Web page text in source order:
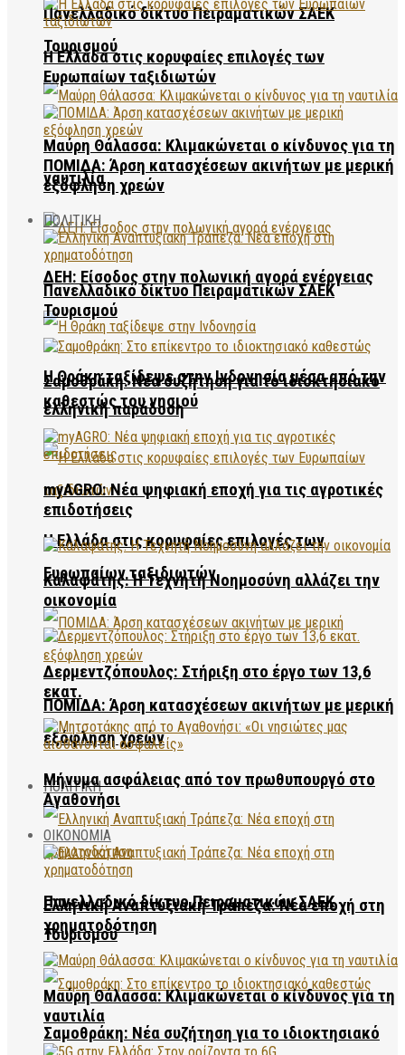
Πανελλαδικό δίκτυο Πειραματικών ΣΑΕΚ
Τουρισμού
Μαύρη Θάλασσα: Κλιμακώνεται ο κίνδυνος για τη
ναυτιλία
ΔΕΗ: Είσοδος στην πολωνική αγορά ενέργειας
Η Θράκη ταξίδεψε στην Ινδονησία μέσα από την
ελληνική παράδοση
Η Ελλάδα στις κορυφαίες επιλογές των
Ευρωπαίων ταξιδιωτών
ΠΟΜΙΔΑ: Άρση κατασχέσεων ακινήτων με μερική
εξόφληση χρεών
ΠΟΛΙΤΙΚΗ
Πανελλαδικό δίκτυο Πειραματικών ΣΑΕΚ
Τουρισμού
Σαμοθράκη: Νέα συζήτηση για το ιδιοκτησιακό
Η Ελλάδα στις κορυφαίες επιλογές των
Ευρωπαίων ταξιδιωτών
ΠΟΜΙΔΑ: Άρση κατασχέσεων ακινήτων με μερική
εξόφληση χρεών
ΠΟΛΙΤΙΚΗ
Πανελλαδικό δίκτυο Πειραματικών ΣΑΕΚ
Τουρισμού
Σαμοθράκη: Νέα συζήτηση για το ιδιοκτησιακό
καθεστώς του νησιού
myAGRO: Νέα ψηφιακή εποχή για τις αγροτικές
επιδοτήσεις
Καλαφάτης: Η Τεχνητή Νοημοσύνη αλλάζει την
οικονομία
Δερμεντζόπουλος: Στήριξη στο έργο των 13,6
εκατ.
Μήνυμα ασφάλειας από τον πρωθυπουργό στο
Αγαθονήσι
ΟΙΚΟΝΟΜΙΑ
Ελληνική Αναπτυξιακή Τράπεζα: Νέα εποχή στη
χρηματοδότηση
Μαύρη Θάλασσα: Κλιμακώνεται ο κίνδυνος για τη
ναυτιλία